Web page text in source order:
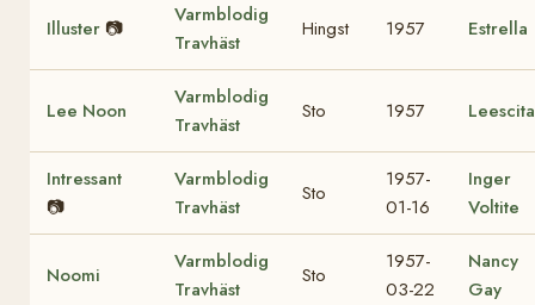
Illuster 📷
Varmblodig
Travhäst
Hingst 1957 Estrella
Lee Noon
Varmblodig
Travhäst
Sto 1957 Leescita
Intressant
📷
Varmblodig
Travhäst
Sto
1957-
01-16
Inger
Voltite
Noomi
Varmblodig
Travhäst
Sto
1957-
03-22
Nancy
Gay